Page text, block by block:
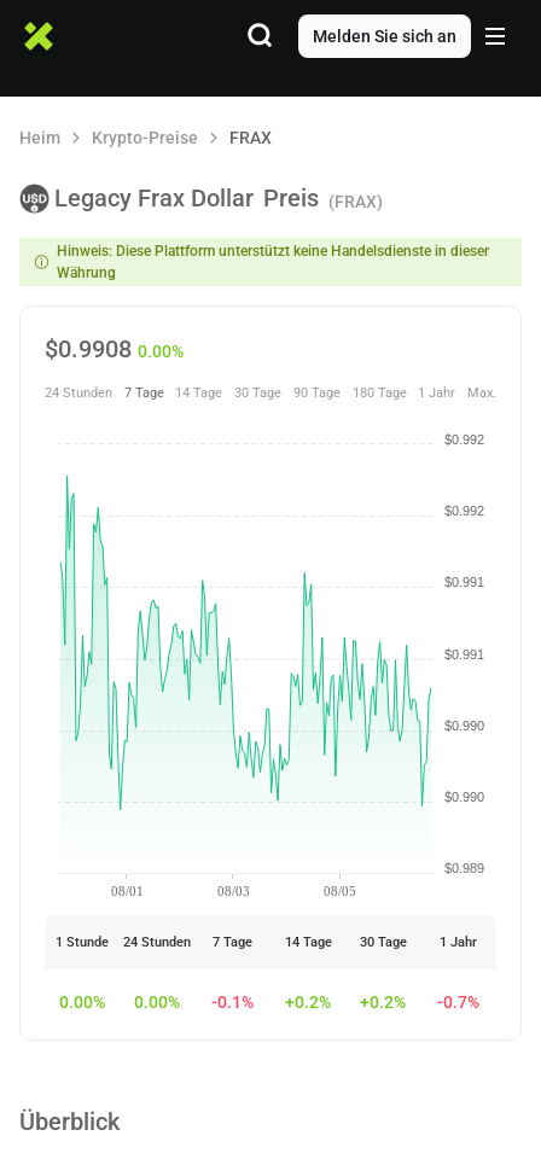
Melden Sie sich an
Heim Krypto-Preise FRAX
Legacy Frax Dollar Preis (FRAX)
Hinweis: Diese Plattform unterstützt keine Handelsdienste in dieser
Währung
$0.9908 0.00%
24 Stunden 7 Tage 14 Tage 30 Tage 90 Tage 180 Tage 1 Jahr Max.
08/01 08/03 08/05
$0.989
$0.990
$0.990
$0.991
$0.991
$0.992
$0.992
1 Stunde 24 Stunden 7 Tage 14 Tage 30 Tage 1 Jahr
0.00% 0.00% -0.1% +0.2% +0.2% -0.7%
Überblick